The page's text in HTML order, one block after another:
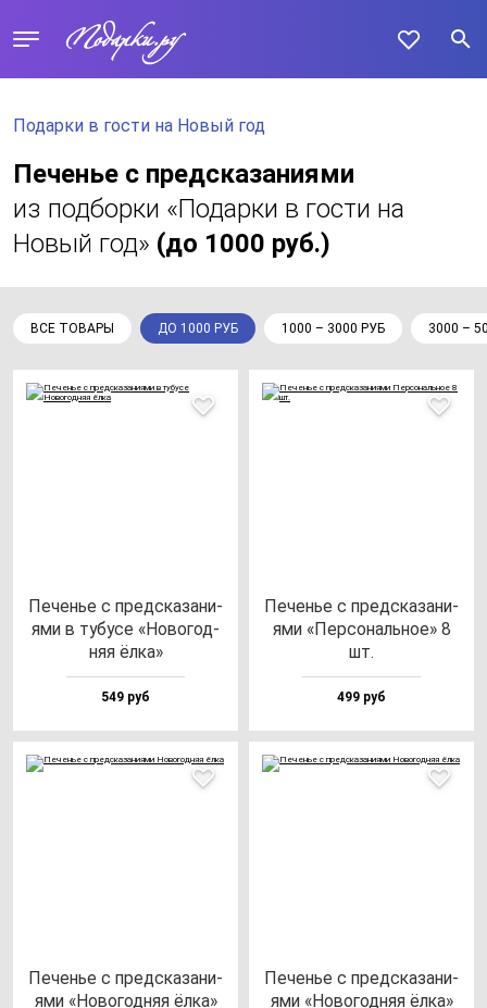
Подарки в гости на Новый год
Печенье с предсказаниями
из подборки «Подарки в гости на
Новый год» (до 1000 руб.)
ВСЕ ТОВАРЫ ДО 1000 РУБ 1000 – 3000 РУБ 3000 –
Печенье с пред­ска­за­ни­
ями в ту­бу­се «Ново­год­
няя ёл­ка»
549 руб
Печенье с пред­ска­за­ни­
ями «Пер­со­наль­ное» 8
шт.
499 руб
Печенье с пред­ска­за­ни­
ями «Ново­год­няя ёл­ка»
Печенье с пред­ска­за­ни­
ями «Ново­год­няя ёл­ка»